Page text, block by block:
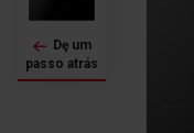
Dę um
passo atrás